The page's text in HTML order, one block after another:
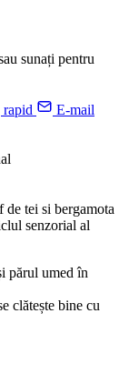
sunați pentru
rapid
E-mail
tei si bergamota
senzorial al
părul umed în
clătește bine cu